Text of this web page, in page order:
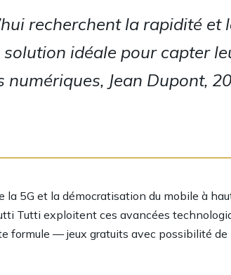
recherchent la rapidité et
idéale pour capter
numériques, Jean Dupont,
la 5G et la démocratisation du mobile à
Tutti exploitent ces avancées
formule — jeux gratuits avec possibilité